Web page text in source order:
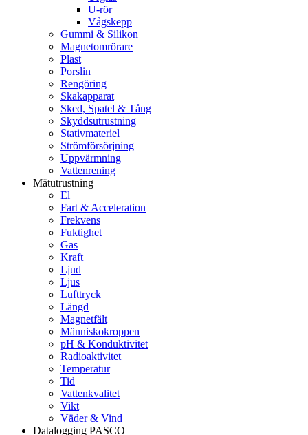
U-rör
Vågskepp
Gummi & Silikon
Magnetomrörare
Plast
Porslin
Rengöring
Skakapparat
Sked, Spatel & Tång
Skyddsutrustning
Stativmateriel
Strömförsörjning
Uppvärmning
Vattenrening
Mätutrustning
El
Fart & Acceleration
Frekvens
Fuktighet
Gas
Kraft
Ljud
Ljus
Lufttryck
Längd
Magnetfält
Människokroppen
pH & Konduktivitet
Radioaktivitet
Temperatur
Tid
Vattenkvalitet
Vikt
Väder & Vind
Datalogging PASCO